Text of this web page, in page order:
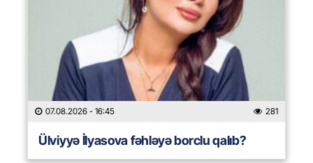
07.08.2026 - 16:45 281
Ülviyyə İlyasova fəhləyə borclu qalıb?